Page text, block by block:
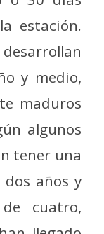
estación.
y medio,
maduros
algunos
tener una
dos años y
cuatro,